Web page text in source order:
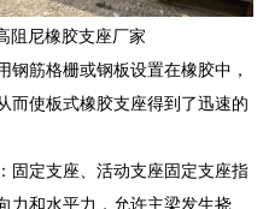
阻尼橡胶支座厂家
钢筋格栅或钢板设置在橡胶中，
而使板式橡胶支座得到了迅速的
固定支座、活动支座固定支座指
力和水平力，允许主梁发生挠